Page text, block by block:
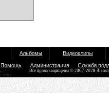
Альбомы Видеоклипы
Помощь Администрация Служба
Все права защищены © 2007-2026